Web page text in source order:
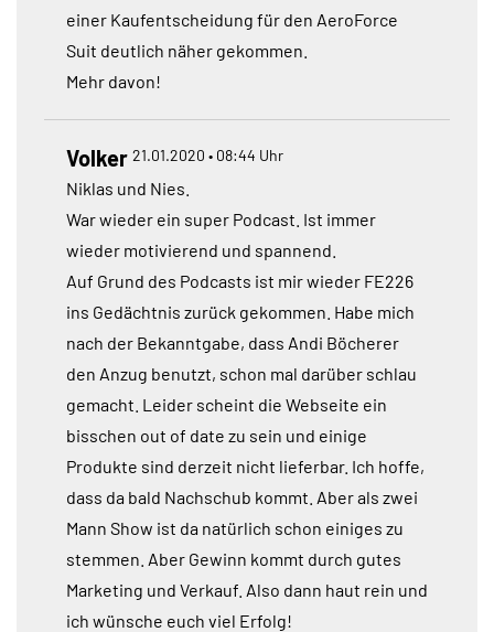
einer Kaufentscheidung für den AeroForce
Suit deutlich näher gekommen.
Mehr davon!
Volker 21.01.2020 • 08:44 Uhr
Niklas und Nies.
War wieder ein super Podcast. Ist immer
wieder motivierend und spannend.
Auf Grund des Podcasts ist mir wieder FE226
ins Gedächtnis zurück gekommen. Habe mich
nach der Bekanntgabe, dass Andi Böcherer
den Anzug benutzt, schon mal darüber schlau
gemacht. Leider scheint die Webseite ein
bisschen out of date zu sein und einige
Produkte sind derzeit nicht lieferbar. Ich hoffe,
dass da bald Nachschub kommt. Aber als zwei
Mann Show ist da natürlich schon einiges zu
stemmen. Aber Gewinn kommt durch gutes
Marketing und Verkauf. Also dann haut rein und
ich wünsche euch viel Erfolg!